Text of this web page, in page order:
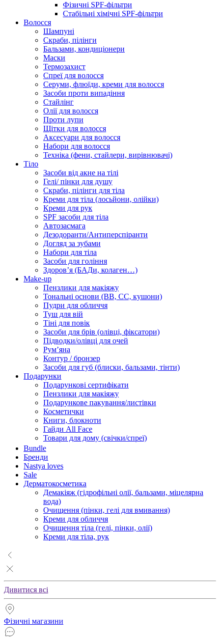
Фізичні SPF-фільтри
Стабільні хімічні SPF-фільтри
Волосся
Шампуні
Скраби, пілінги
Бальзами, кондиціонери
Маски
Термозахист
Спреї для волосся
Серуми, флюїди, креми для волосся
Засоби проти випадіння
Стайлінг
Олії для волосся
Проти лупи
Щітки для волосся
Аксесуари для волосся
Набори для волосся
Техніка (фени, стайлери, вирівнювачі)
Тіло
Засоби від акне на тілі
Гелі/ пінки для душу
Скраби, пілінги для тіла
Креми для тіла (лосьйони, олійки)
Креми для рук
SPF засоби для тіла
Автозасмага
Дезодоранти/Антиперспіранти
Догляд за зубами
Набори для тіла
Засоби для гоління
Здоровʼя (БАДи, колаген…)
Make-up
Пензлики для макіяжу
Тональні основи (BB, CC, кушони)
Пудри для обличчя
Туш для вій
Тіні для повік
Засоби для брів (олівці, фіксатори)
Підводки/олівці для очей
Румʼяна
Контур / бронзер
Засоби для губ (блиски, бальзами, тінти)
Подарунки
Подарункові сертифікати
Пензлики для макіяжу
Подарункове пакування/листівки
Косметички
Книги, блокноти
Гайди All Face
Товари для дому (свічки/спреї)
Bundle
Бренди
Nastya loves
Sale
Дерматокосметика
Демакіяж (гідрофільні олії, бальзами, міцелярна
вода)
Очищення (пінки, гелі для вмивання)
Креми для обличчя
Очищення тіла (гелі, пінки, олії)
Креми для тіла, рук
Дивитися всі
Фізичні магазини